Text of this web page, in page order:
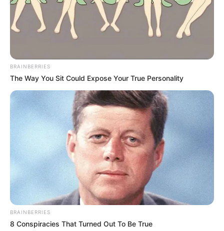
BRAINBERRIES
The Way You Sit Could Expose Your True Personality
BRAINBERRIES
8 Conspiracies That Turned Out To Be True